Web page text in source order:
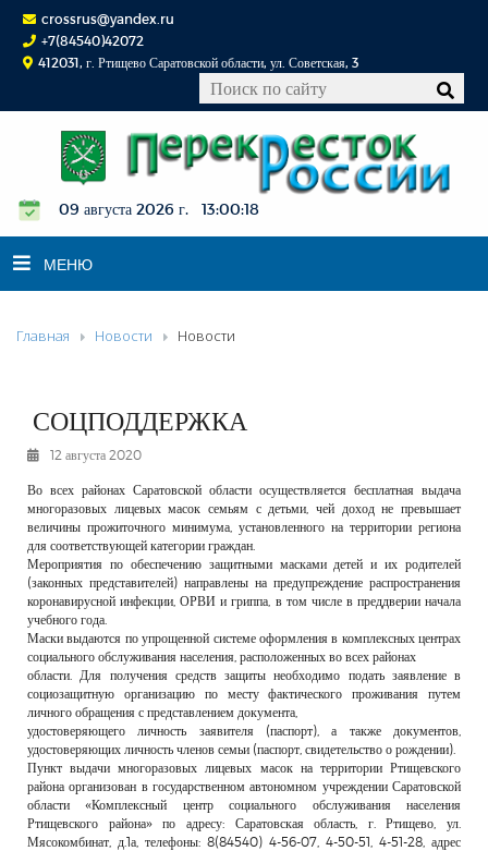
crossrus@yandex.ru
+7(84540)42072
412031, г. Ртищево Саратовской области, ул. Советская, 3
09 августа 2026 г. 13:00:18
МЕНЮ
НОВОСТИ
К СВЕДЕНИЮ
КОНКУРСЫ
РЕКЛАМОДАТЕЛЯМ
ОБЪЯВЛЕНИЯ
КОНТАКТЫ
Главная Новости Новости
СОЦПОДДЕРЖКА
12 августа 2020
Во всех районах Саратовской области осуществляется бесплатная выдача
многоразовых лицевых масок семьям с детьми, чей доход не превышает
величины прожиточного минимума, установленного на территории региона
для соответствующей категории граждан.
Мероприятия по обеспечению защитными масками детей и их родителей
(законных представителей) направлены на предупреждение распространения
коронавирусной инфекции, ОРВИ и гриппа, в том числе в преддверии начала
учебного года.
Маски выдаются по упрощенной системе оформления в комплексных центрах
социального обслуживания населения, расположенных во всех районах
области. Для получения средств защиты необходимо подать заявление в
социозащитную организацию по месту фактического проживания путем
личного обращения с представлением документа,
удостоверяющего личность заявителя (паспорт), а также документов,
удостоверяющих личность членов семьи (паспорт, свидетельство о рождении).
Пункт выдачи многоразовых лицевых масок на территории Ртищевского
района организован в государственном автономном учреждении Саратовской
области «Комплексный центр социального обслуживания населения
Ртищевского района» по адресу: Саратовская область, г. Ртищево, ул.
Мясокомбинат, д.1а, телефоны: 8(84540) 4-56-07, 4-50-51, 4-51-28, адрес